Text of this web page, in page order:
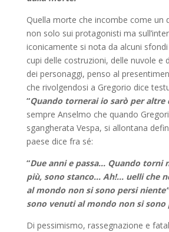
Quella morte che incombe come un
non solo sui pro­tagonisti ma
iconicamente si nota da alcuni
cupi delle costruzioni, delle nuvole e
dei personaggi, penso al
che rivolgendosi a Gregorio dice
“Quando tornerai io sarò per altre
sempre Anselmo che quando
sgangherata Vespa, si allontana
paese dice fra sé:
“Due anni e passa… Quando torni
più, sono stanco… Ah!… uelli che
al mondo non si sono persi
sono venuti al mondo non si sono
Di pessimismo, rassegnazione e